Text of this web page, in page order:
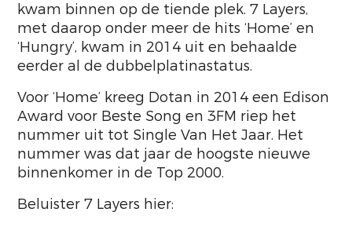
kwam binnen op de tiende plek. 7 Layers,
met daarop onder meer de hits ‘Home’ en
‘Hungry’, kwam in 2014 uit en behaalde
eerder al de dubbelplatinastatus.
Voor ‘Home’ kreeg Dotan in 2014 een Edison
Award voor Beste Song en 3FM riep het
nummer uit tot Single Van Het Jaar. Het
nummer was dat jaar de hoogste nieuwe
binnenkomer in de Top 2000.
Beluister 7 Layers hier: